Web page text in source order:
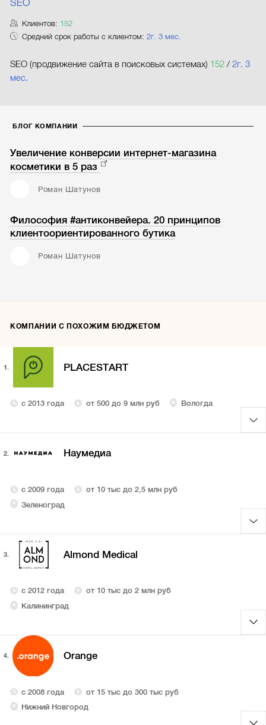
SEO
Клиентов: 152
Средний срок работы с клиентом:2г. 3 мес.
SEO (продвижение сайта в поисковых системах) 152 /2г. 3
мес.
БЛОГ КОМПАНИИ
Увеличение конверсии интернет-магазина
косметики в 5 раз
Роман Шатунов
Философия #антиконвейера. 20 принципов
клиентоориентированного бутика
Роман Шатунов
КОМПАНИИ С ПОХОЖИМ БЮДЖЕТОМ
1. PLACESTART
с 2013 года от 500 до 9 млн руб Вологда
2. Наумедиа
с 2009 года
от 10 тыс до 2,5 млн руб
Зеленоград
3. Almond Medical
с 2012 года
от 10 тыс до 2 млн руб
Калининград
4. Orange
с 2008 года
от 15 тыс до 300 тыс руб
Нижний Новгород